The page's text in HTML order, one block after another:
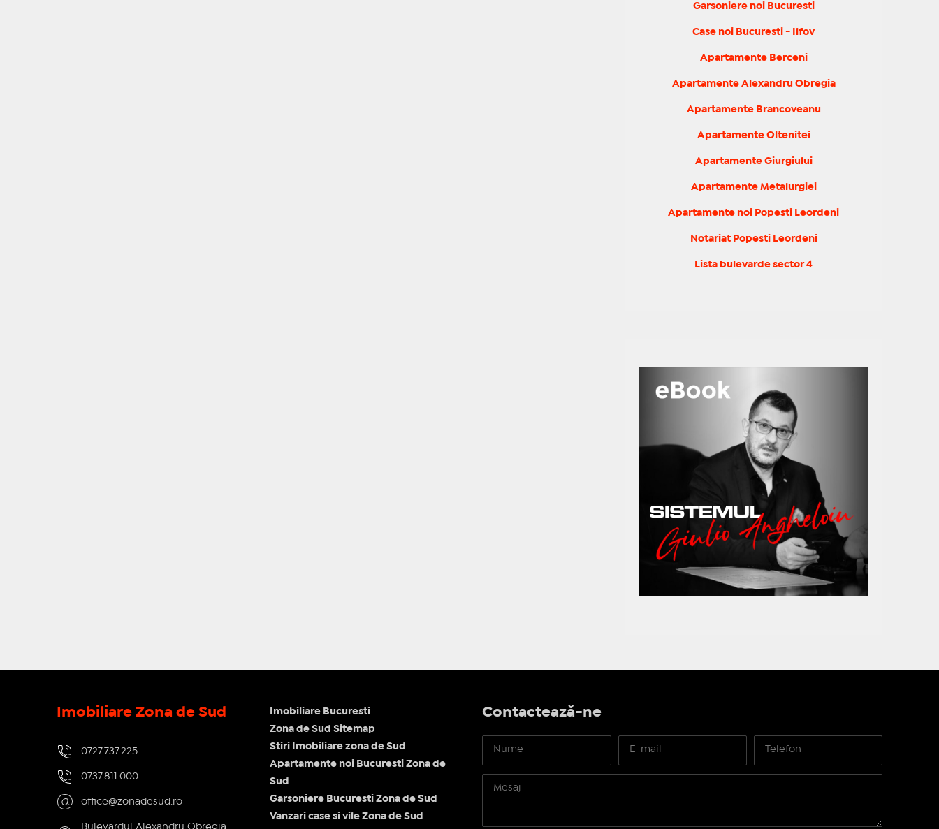
Garsoniere noi Bucuresti
Case noi Bucuresti - Ilfov
Apartamente Berceni
Apartamente Alexandru Obregia
Apartamente Brancoveanu
Apartamente Oltenitei
Apartamente Giurgiului
Apartamente Metalurgiei
Apartamente noi Popesti Leordeni
Notariat Popesti Leordeni
Lista bulevarde sector 4
Imobiliare Zona de Sud
0727.737.225
0737.811.000
office@zonadesud.ro
Bulevardul Alexandru Obregia
Imobiliare Bucuresti
Zona de Sud Sitemap
Stiri Imobiliare zona de Sud
Apartamente noi Bucuresti Zona de
Sud
Garsoniere Bucuresti Zona de Sud
Vanzari case si vile Zona de Sud
Contactează-ne